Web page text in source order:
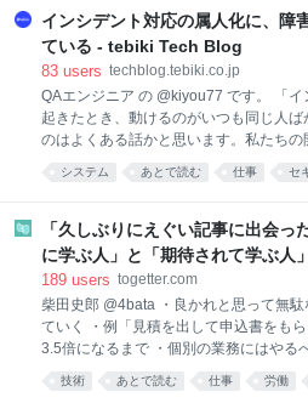
「Monotype LETSゲーム組込みオプショ
ョンライセンス契約の販売・提供
ちゃくちゃ多い気がする。 それだけじ
とか逮捕が全く進んでないしな。明らか
たときと扱いが違う。 外国人による窃
いな話がSNSでずっと繰り返されて、も
個々の事例にはそれぞれ事情があるのか
法に対して「納得できる基準
インシデント対応の属人化に、障
ている - tebiki Tech Blog
83 users techblog.tebiki.co.jp
QAエンジニア の @kiyou77 です。 「イ
起きたとき、動けるのがいつも同じ人ば
のはよくある話かと思います。私たちの
も、負担が特定のメンバーに偏っている
いました。 この課題を少しずつ崩してい
います。およそ半年ごとに、プロダク
けてきました。直近では、7月にtebiki現
で訓練を行ったところです。 この記事で
そして今回の訓練から得た学びや反省に
えります。 なぜ障害対応訓練を始めたか
が障害対応訓練を始めた理由から説明さ
ば、それは冒頭にも書いた通り 「イン
システム あとで読む 仕事 セ
「久しぶりにえぐい記事に出会っ
に学ぶ人」と「期待されて学ぶ人
い、という意見に共感が集まる
189 users togetter.com
柴田史郎 @4bata ・良かれと思って無駄
ていく ・例「見積を出して申込書をも
3.5倍になるまで ・個別の業務にはやる
るが、全体としては無駄が増えている ・
い業務を無理に定量化しようとするから
技術 あとで読む 仕事 労働